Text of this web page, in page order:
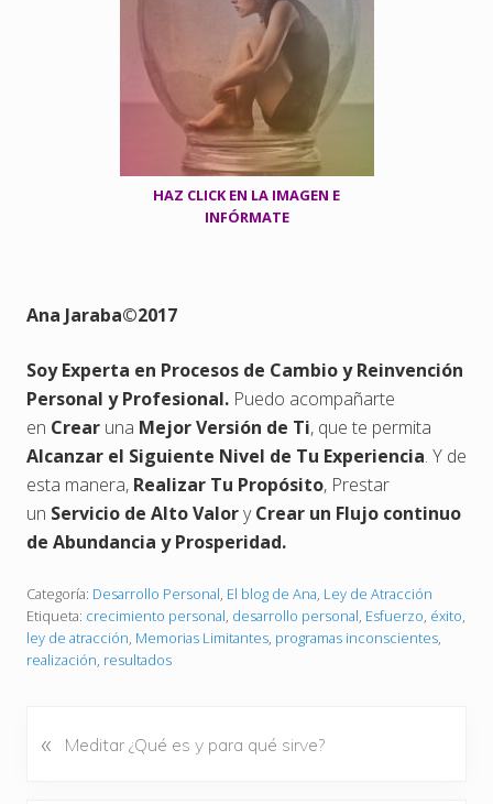
HAZ CLICK EN LA IMAGEN E
INFÓRMATE
Ana Jaraba©2017
Soy Experta en Procesos de Cambio y Reinvención
Personal y Profesional. Puedo acompañarte
en Crear una Mejor Versión de Ti, que te permita
Alcanzar el Siguiente Nivel de Tu Experiencia. Y de
esta manera, Realizar Tu Propósito, Prestar
un Servicio de Alto ValoryCrear un Flujo continuo
de Abundancia y Prosperidad.
Categoría: Desarrollo Personal, El blog de Ana, Ley de Atracción
Etiqueta: crecimiento personal, desarrollo personal, Esfuerzo, éxito,
ley de atracción, Memorias Limitantes, programas inconscientes,
realización, resultados
E
« Meditar ¿Qué es y para qué sirve?